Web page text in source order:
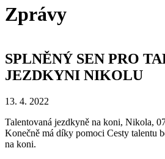
Zprávy
SPLNĚNÝ SEN PRO
JEZDKYNI NIKOLU
13. 4. 2022
Talentovaná jezdkyně na koni, Nikola,
Konečně má díky pomoci Cesty talentu
na koni.